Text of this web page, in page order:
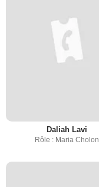
Daliah Lavi
Rôle : Maria Cholon